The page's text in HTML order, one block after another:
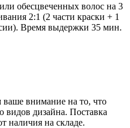
обесцвеченных волос на 3
2:1 (2 части краски + 1
Время выдержки 35 мин.
внимание на то, что
видов дизайна. Поставка
наличия на складе.